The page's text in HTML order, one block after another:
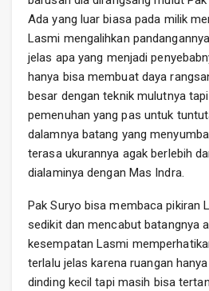
Ada yang luar biasa pada milik
Lasmi mengalihkan
jelas apa yang menjadi
hanya bisa membuat daya
besar dengan teknik mulutnya
pemenuhan yang pas untuk
dalamnya batang yang
terasa ukurannya agak berlebih
dialaminya dengan Mas Indra.
Pak Suryo bisa membaca pikiran
sedikit dan mencabut batangnya
kesempatan Lasmi
terlalu jelas karena ruangan
dinding kecil tapi masih bisa